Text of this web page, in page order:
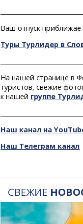
Ваш отпуск
Туры Турлидер в
На нашей странице в
туристов, свежие
к нашей группе
Наш канал на
Наш Телеграм канал
СВЕЖИЕ